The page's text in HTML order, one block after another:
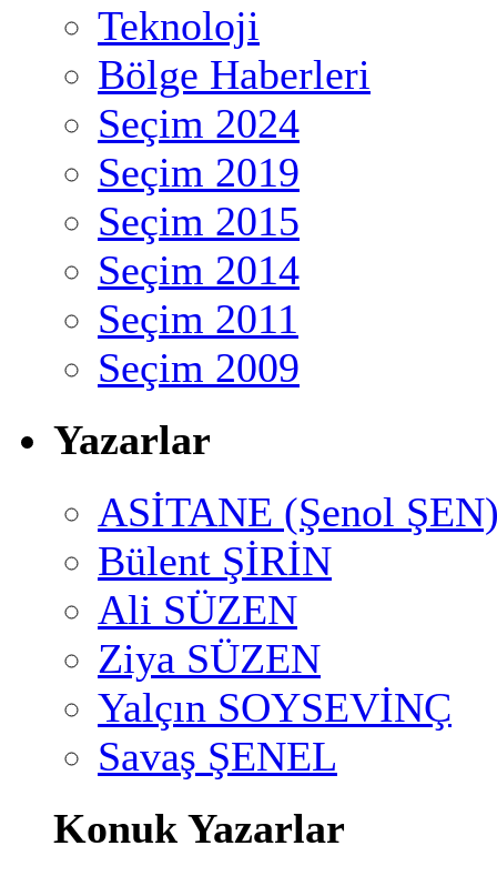
Teknoloji
Bölge Haberleri
Seçim 2024
Seçim 2019
Seçim 2015
Seçim 2014
Seçim 2011
Seçim 2009
Yazarlar
ASİTANE (Şenol
Bülent ŞİRİN
Ali SÜZEN
Ziya SÜZEN
Yalçın SOYSEVİNÇ
Savaş ŞENEL
Konuk Yazarlar